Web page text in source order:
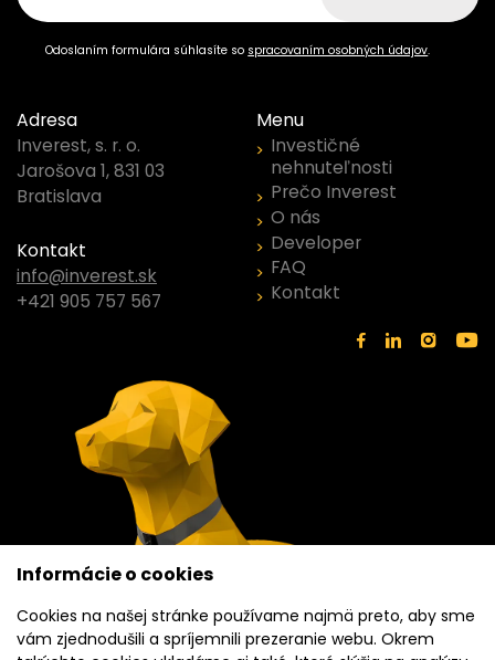
Odoslaním formulára súhlasíte so spracovaním osobných údajov.
Adresa
Inverest, s. r. o.
Jarošova 1, 831 03
Bratislava
Kontakt
info@inverest.sk
+421 905 757 567
Menu
Investičné
nehnuteľnosti
Prečo Inverest
O nás
Developer
FAQ
Kontakt
Informácie o cookies
Cookies na našej stránke používame najmä preto, aby sme
vám zjednodušili a spríjemnili prezeranie webu. Okrem